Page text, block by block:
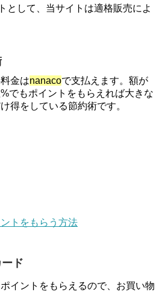
PayPayカード、まるごとフラットリボ
用で10000ptがもらえるキャンペーン！
ンシャルグループの株主限定！2万円
座開設キャンペーン。7/31まで
定】楽天ペイで決済すると最大300ポイ
ーン！～6/1
オットボンヴォイにログインできな
ド変更不可の原因はコレでした。
等価交換できる「えらべるギフト」がフ
とミニストップで登場！WAON1%還
WでApple Pay追加時のナビダイヤル
する方法
として、当サイトは適格販売によ
金はnanacoで支払えます。額が
でもポイントをもらえれば大きな
得をしている節約術です。
トをもらう方法
ド
イントをもらえるので、お買い物